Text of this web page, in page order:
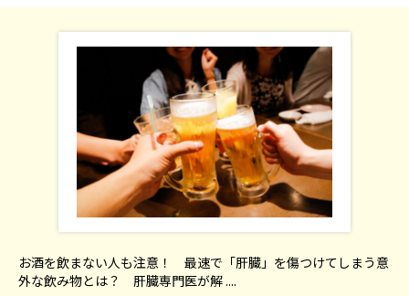
お酒を飲まない人も注意！ 最速で「肝臓」を傷つけてしまう意
外な飲み物とは？ 肝臓専門医が解 ....